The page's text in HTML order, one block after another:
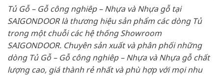
Tủ Gỗ – Gỗ công nghiêp – Nhựa và Nhựa gỗ tại
SAIGONDOOR là thương hiệu sản phẩm các dòng Tủ
trong một chuỗi các hệ thống Showroom
SAIGONDOOR. Chuyên sản xuất và phân phối những
dòng Tủ Gỗ – Gỗ công nghiêp – Nhựa và Nhựa gỗ chất
lượng cao, giá thành rẻ nhất và phù hợp với mọi nhu